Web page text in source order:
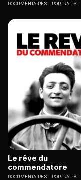
DOCUMENTAIRES PORTRAITS
Le rêve du
commendatore
DOCUMENTAIRES PORTRAITS